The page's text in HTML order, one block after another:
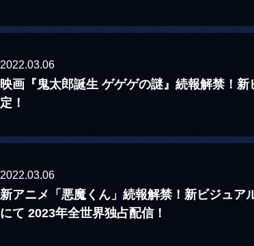
2022.03.06
映画『鬼太郎誕生 ゲゲゲの謎』続報解禁！
定！
2022.03.06
新アニメ「悪魔くん」続報解禁！新ビジュ
にて 2023年全世界独占配信！